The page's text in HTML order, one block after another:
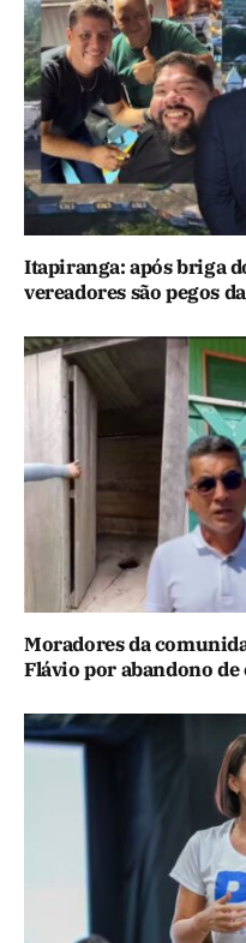
Itapiranga: após briga
vereadores são pegos
Moradores da
Flávio por abandono de